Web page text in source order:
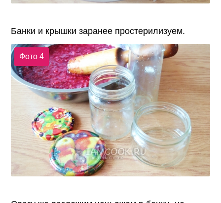
Банки и крышки заранее простерилизуем.
Фото 4